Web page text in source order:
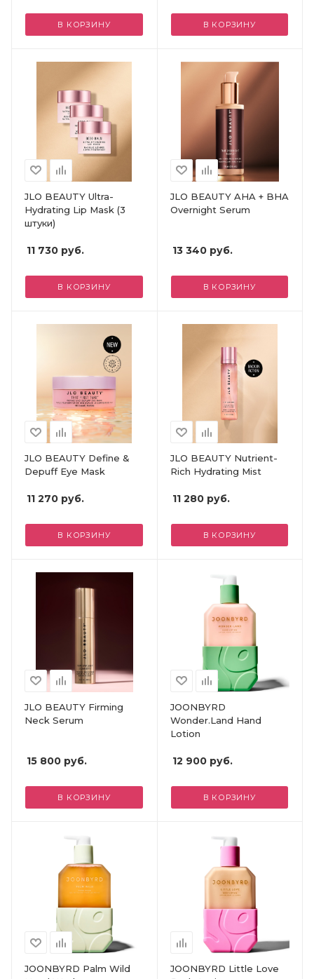
В КОРЗИНУ В КОРЗИНУ
JLO BEAUTY Ultra-
Hydrating Lip Mask (3
штуки)
11 730 руб.
В КОРЗИНУ
JLO BEAUTY AHA + BHA
Overnight Serum
13 340руб.
В КОРЗИНУ
JLO BEAUTY Define &
Depuff Eye Mask
11 270 руб.
В КОРЗИНУ
JLO BEAUTY Nutrient-
Rich Hydrating Mist
11 280руб.
В КОРЗИНУ
JLO BEAUTY Firming
Neck Serum
15 800 руб.
В КОРЗИНУ
JOONBYRD
Wonder.Land Hand
Lotion
12 900руб.
В КОРЗИНУ
JOONBYRD Palm Wild
JOONBYRD Little Love